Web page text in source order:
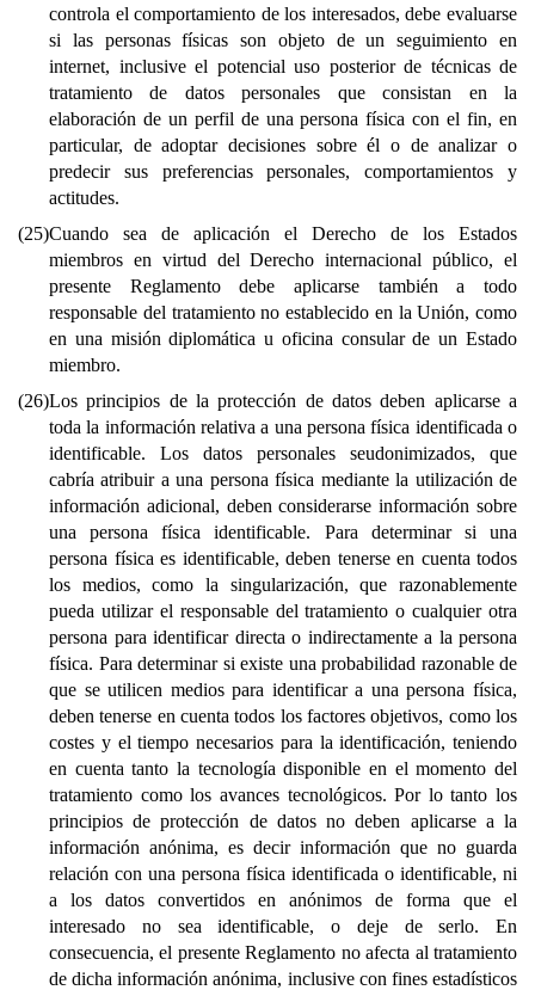
controla el comportamiento de los interesados, debe evaluarse
si las personas físicas son objeto de un seguimiento en
internet, inclusive el potencial uso posterior de técnicas de
tratamiento de datos personales que consistan en la
elaboración de un perfil de una persona física con el fin, en
particular, de adoptar decisiones sobre él o de analizar o
predecir sus preferencias personales, comportamientos y
actitudes.
(25)Cuando sea de aplicación el Derecho de los Estados
miembros en virtud del Derecho internacional público, el
presente Reglamento debe aplicarse también a todo
responsable del tratamiento no establecido en la Unión, como
en una misión diplomática u oficina consular de un Estado
miembro.
(26)Los principios de la protección de datos deben aplicarse a
toda la información relativa a una persona física identificada o
identificable. Los datos personales seudonimizados, que
cabría atribuir a una persona física mediante la utilización de
información adicional, deben considerarse información sobre
una persona física identificable. Para determinar si una
persona física es identificable, deben tenerse en cuenta todos
los medios, como la singularización, que razonablemente
pueda utilizar el responsable del tratamiento o cualquier otra
persona para identificar directa o indirectamente a la persona
física. Para determinar si existe una probabilidad razonable de
que se utilicen medios para identificar a una persona física,
deben tenerse en cuenta todos los factores objetivos, como los
costes y el tiempo necesarios para la identificación, teniendo
en cuenta tanto la tecnología disponible en el momento del
tratamiento como los avances tecnológicos. Por lo tanto los
principios de protección de datos no deben aplicarse a la
información anónima, es decir información que no guarda
relación con una persona física identificada o identificable, ni
a los datos convertidos en anónimos de forma que el
interesado no sea identificable, o deje de serlo. En
consecuencia, el presente Reglamento no afecta al tratamiento
de dicha información anónima, inclusive con fines estadísticos